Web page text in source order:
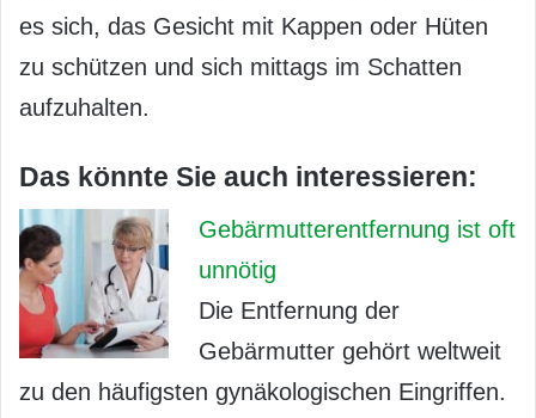
es sich, das Gesicht mit Kappen oder Hüten
zu schützen und sich mittags im Schatten
aufzuhalten.
Das könnte Sie auch interessieren:
Gebärmutterentfernung ist oft
unnötig
Die Entfernung der
Gebärmutter gehört weltweit
zu den häufigsten gynäkologischen Eingriffen.